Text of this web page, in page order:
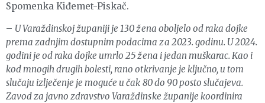
Spomenka Kiđemet-Piskač.
– U Varaždinskoj županiji je 130 žena oboljelo od raka dojke
prema zadnjim dostupnim podacima za 2023. godinu. U 2024.
godini je od raka dojke umrlo 25 žena i jedan muškarac. Kao i
kod mnogih drugih bolesti, rano otkrivanje je ključno, u tom
slučaju izlječenje je moguće u čak 80 do 90 posto slučajeva.
Zavod za javno zdravstvo Varaždinske županije koordinira